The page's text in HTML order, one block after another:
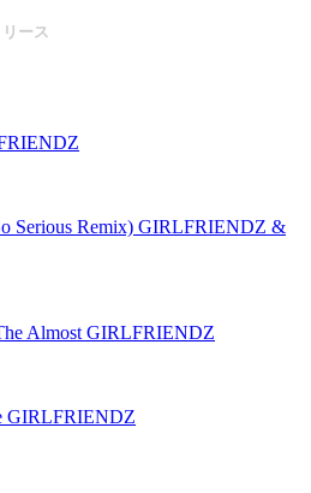
ース
Serious Remix) GIRLFRIENDZ &
Almost GIRLFRIENDZ
GIRLFRIENDZ